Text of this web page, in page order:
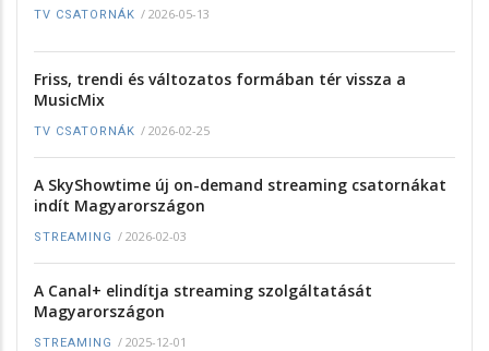
TV CSATORNÁK / 2026-05-13
Friss, trendi és változatos formában tér vissza a
MusicMix
TV CSATORNÁK / 2026-02-25
A SkyShowtime új on-demand streaming csatornákat
indít Magyarországon
STREAMING / 2026-02-03
A Canal+ elindítja streaming szolgáltatását
Magyarországon
STREAMING / 2025-12-01